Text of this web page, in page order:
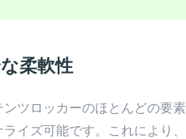
柔軟性
ンツロッカーのほとんどの要
ライズ可能です。これにより